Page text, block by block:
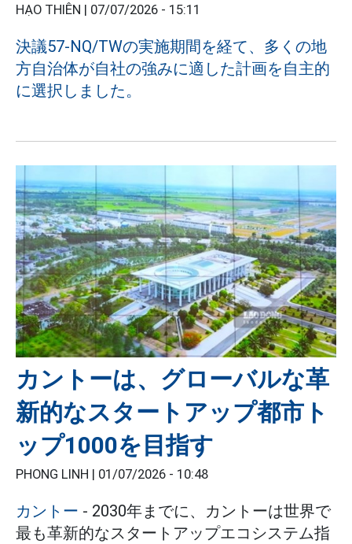
HẠO THIÊN | 07/07/2026 - 15:11
決議57-NQ/TWの実施期間を経て、多くの地
方自治体が自社の強みに適した計画を自主的
に選択しました。
カントーは、グローバルな革
新的なスタートアップ都市ト
ップ1000を目指す
PHONG LINH | 01/07/2026 - 10:48
カントー - 2030年までに、カントーは世界で
最も革新的なスタートアップエコシステム指